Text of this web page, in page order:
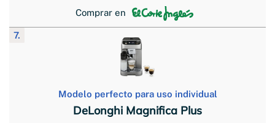
Comprar en
7.
Modelo perfecto para uso individual
DeLonghi Magnifica Plus